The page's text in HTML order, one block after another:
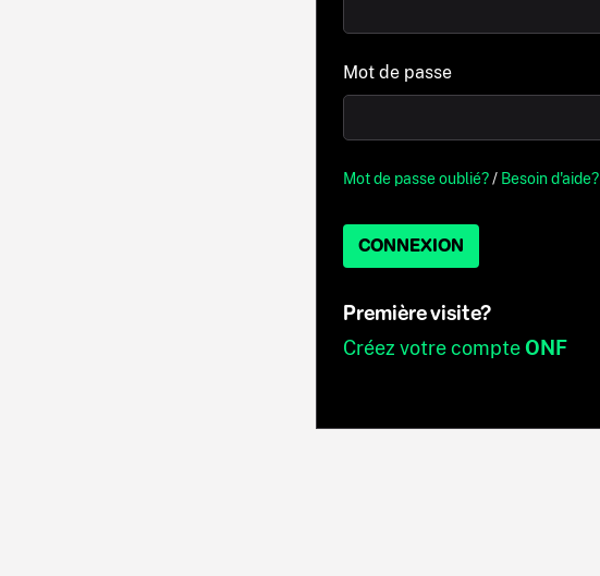
Mot de passe
Mot de passe oublié?/ Besoin d'aide?
CONNEXION
Première visite?
Créez votre compteONF